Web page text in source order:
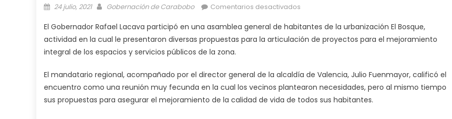
Posted on
24 julio, 2021 Author
Gobernación de Carabobo Comentarios desactivados
El Gobernador Rafael Lacava participó en una asamblea general de habitantes de la urbanización El Bosque,
actividad en la cual le presentaron diversas propuestas para la articulación de proyectos para el mejoramiento
integral de los espacios y servicios públicos de la zona.
El mandatario regional, acompañado por el director general de la alcaldía de Valencia, Julio Fuenmayor, calificó el
encuentro como una reunión muy fecunda en la cual los vecinos plantearon necesidades, pero al mismo tiempo
sus propuestas para asegurar el mejoramiento de la calidad de vida de todos sus habitantes.